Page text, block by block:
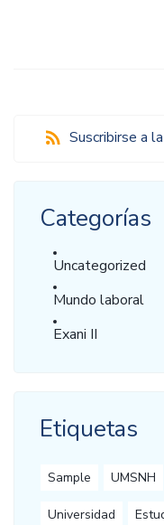
Suscribirse a
Categorías
Uncategorized
Mundo laboral
Exani II
Etiquetas
Sample UMSNH
Universidad